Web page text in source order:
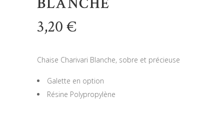
3,20€
Chaise Charivari Blanche, sobre et précieuse
Galette en option
Résine Polypropylène